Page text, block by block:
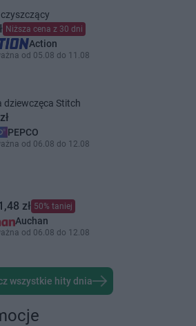
Niższa cena z 30 dni
Action
od 05.08 do 11.08
dziewczęca Stitch
PEPCO
od 06.08 do 12.08
zł 50% taniej
Auchan
od 06.08 do 12.08
wszystkie hity dnia